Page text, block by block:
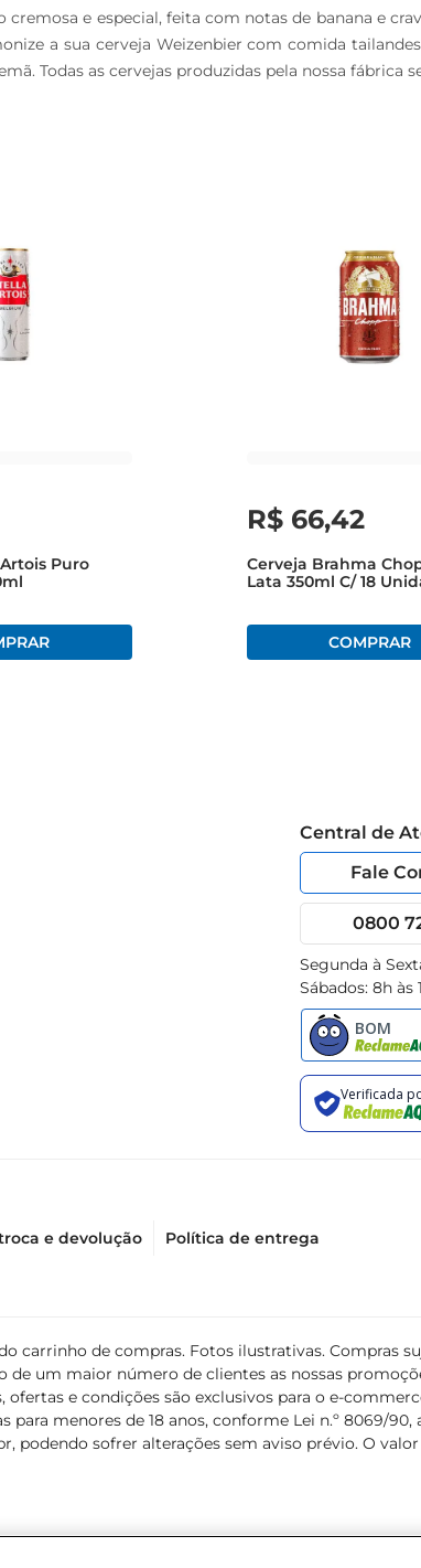
e especial, feita com notas de banana e
a sua cerveja Weizenbier com comida
Todas as cervejas produzidas pela nossa fábrica
Puro
R$ 66,42
Cerveja Brahma
Lata 350ml C/ 18
Central de
Fale
0800
Segunda à
Sábados: 8h às
e devolução Política de entrega
carrinho de compras. Fotos ilustrativas. Compras
de um maior número de clientes as nossas
e condições são exclusivos para o e-
menores de 18 anos, conforme Lei n.º 8069/90,
, podendo sofrer alterações sem aviso prévio. O